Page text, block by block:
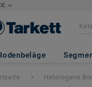
Heterogene